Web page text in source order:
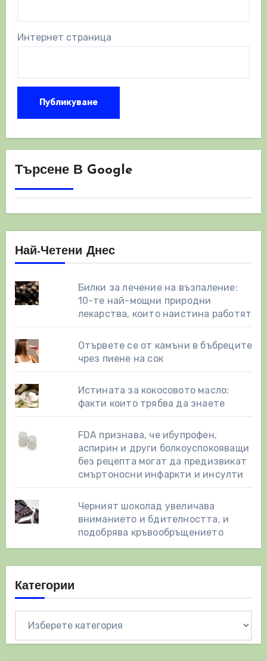
Интернет страница
Търсене В Google
Най-Четени Днес
Билки за лечение на възпаление:
10-те най-мощни природни
лекарства, които наистина работят
Отървете се от камъни в бъбреците
чрез пиене на сок
Истината за кокосовото масло:
факти които трябва да знаете
FDA признава, че ибупрофен,
аспирин и други болкоуспокояващи
без рецепта могат да предизвикат
смъртоносни инфаркти и инсулти
Черният шоколад увеличава
вниманието и бдителността, и
подобрява кръвообръщението
Категории